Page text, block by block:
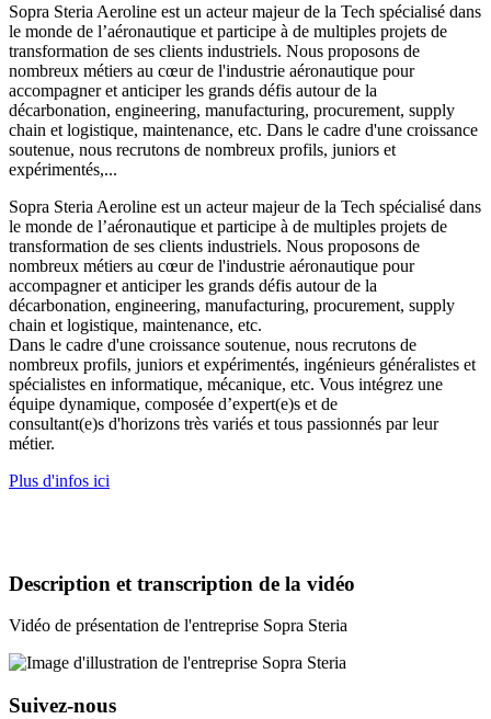
Sopra Steria Aeroline est un acteur majeur de la Tech spécialisé dans
le monde de l’aéronautique et participe à de multiples projets de
transformation de ses clients industriels. Nous proposons de
nombreux métiers au cœur de l'industrie aéronautique pour
accompagner et anticiper les grands défis autour de la
décarbonation, engineering, manufacturing, procurement, supply
chain et logistique, maintenance, etc. Dans le cadre d'une croissance
soutenue, nous recrutons de nombreux profils, juniors et
expérimentés,...
Sopra Steria Aeroline est un acteur majeur de la Tech spécialisé dans
le monde de l’aéronautique et participe à de multiples projets de
transformation de ses clients industriels. Nous proposons de
nombreux métiers au cœur de l'industrie aéronautique pour
accompagner et anticiper les grands défis autour de la
décarbonation, engineering, manufacturing, procurement, supply
chain et logistique, maintenance, etc.
Dans le cadre d'une croissance soutenue, nous recrutons de
nombreux profils, juniors et expérimentés, ingénieurs généralistes et
spécialistes en informatique, mécanique, etc. Vous intégrez une
équipe dynamique, composée d’expert(e)s et de
consultant(e)s d'horizons très variés et tous passionnés par leur
métier.
Plus d'infos ici
Description et transcription de la vidéo
Vidéo de présentation de l'entreprise Sopra Steria
Suivez-nous